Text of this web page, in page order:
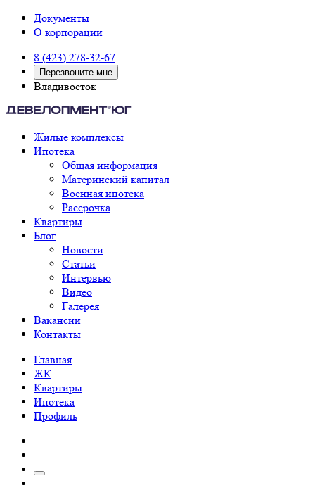
Документы
О корпорации
8 (423) 278-32-67
Перезвоните мне
Владивосток
Жилые комплексы
Ипотека
Общая информация
Материнский капитал
Военная ипотека
Рассрочка
Квартиры
Блог
Новости
Статьи
Интервью
Видео
Галерея
Вакансии
Контакты
Главная
ЖК
Квартиры
Ипотека
Профиль